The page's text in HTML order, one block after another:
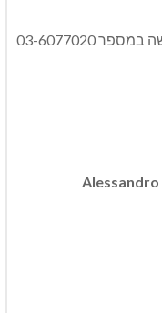
Alessandro